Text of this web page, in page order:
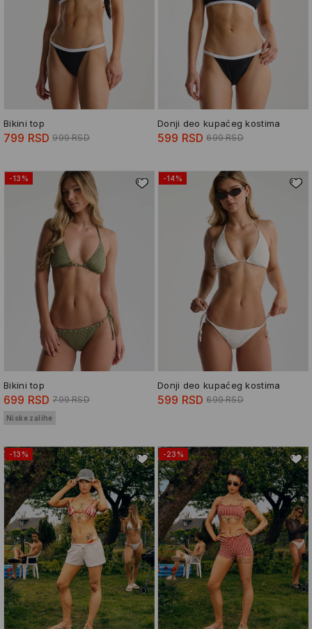
Bikini top
799 RSD 999 RSD
Donji deo kupaćeg kostima
599 RSD 699 RSD
-13%
Bikini top
699 RSD 799 RSD
Niske zalihe
-14%
Donji deo kupaćeg kostima
599 RSD 699 RSD
-13% -23%